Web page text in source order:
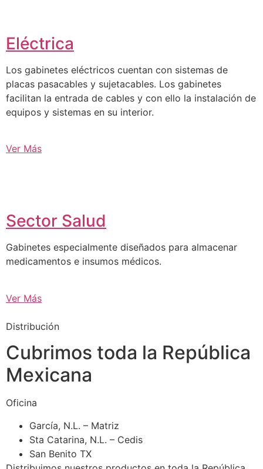
Eléctrica
Los gabinetes eléctricos cuentan con sistemas de
placas pasacables y sujetacables. Los gabinetes
facilitan la entrada de cables y con ello la instalación de
equipos y sistemas en su interior.
Ver Más
Sector Salud
Gabinetes especialmente diseñados para almacenar
medicamentos e insumos médicos.
Ver Más
Distribución
Cubrimos toda la República
Mexicana
Oficina
García, N.L. – Matriz
Sta Catarina, N.L. – Cedis
San Benito TX